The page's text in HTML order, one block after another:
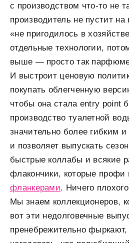
с производством что-то не
производитель не пустит на
«не пригодилось в
отдельные технологии,
выше — просто так
И выстроит ценовую
покупать облегченную
чтобы она стала entry point
производство туалетной
значительно более гибким
и позволяет выпускать
быстрые коллабы и всякие
флакончики, которые профи
фланкерами. Ничего
Мы знаем коллекционеров,
вот эти недолговечные
пренебрежительно